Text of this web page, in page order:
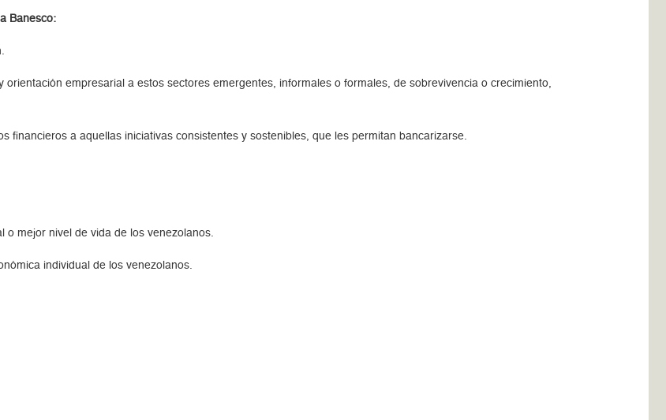
Banesco:
empresarial a estos sectores emergentes, informales o formales, de sobrevivencia o crecimiento,
a aquellas iniciativas consistentes y sostenibles, que les permitan bancarizarse.
mejor nivel de vida de los venezolanos.
individual de los venezolanos.